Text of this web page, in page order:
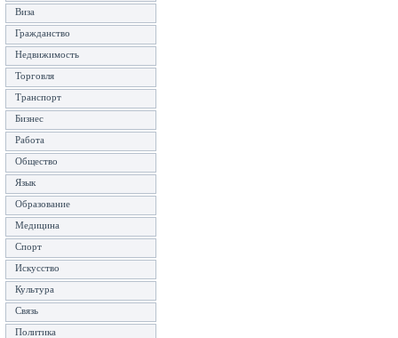
Виза
Гражданство
Недвижимость
Торговля
Транспорт
Бизнес
Работа
Общество
Язык
Образование
Медицина
Спорт
Искусство
Культура
Связь
Политика